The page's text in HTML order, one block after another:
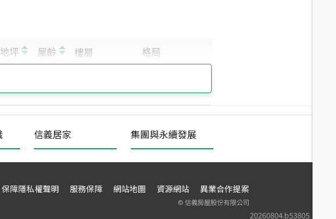
信義居家 集團與永續發展
20260804.b53805
保障隱私權聲明 服務保障 網站地圖 資源網站 異業合作提案
©信義房屋股份有限公司